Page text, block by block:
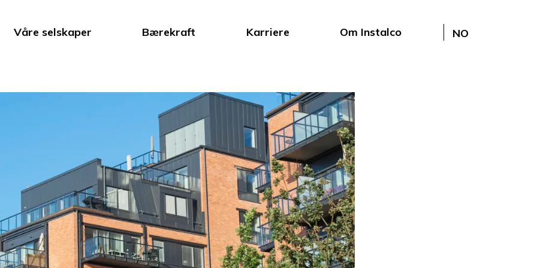
Våre selskaper Bærekraft Karriere Om Instalco NO